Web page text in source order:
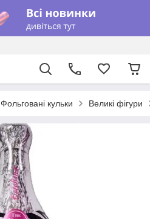
Фольговані кульки Великі фігури